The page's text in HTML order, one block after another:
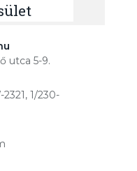
utca 5-9.
1/230-